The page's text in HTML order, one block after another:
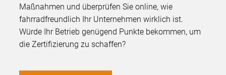
Maßnahmen und überprüfen Sie online, wie
fahrradfreundlich Ihr Unternehmen wirklich ist.
Würde Ihr Betrieb genügend Punkte bekommen, um
die Zertifizierung zu schaffen?